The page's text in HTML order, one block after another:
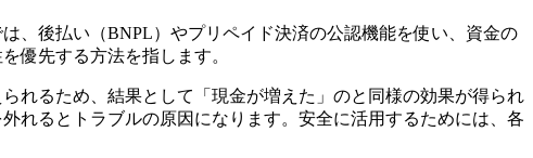
、後払い（BNPL）やプリペイド決済の公認機能を使い、資金の
優先する方法を指します。
れるため、結果として「現金が増えた」のと同様の効果が得られ
れるとトラブルの原因になります。安全に活用するためには、各